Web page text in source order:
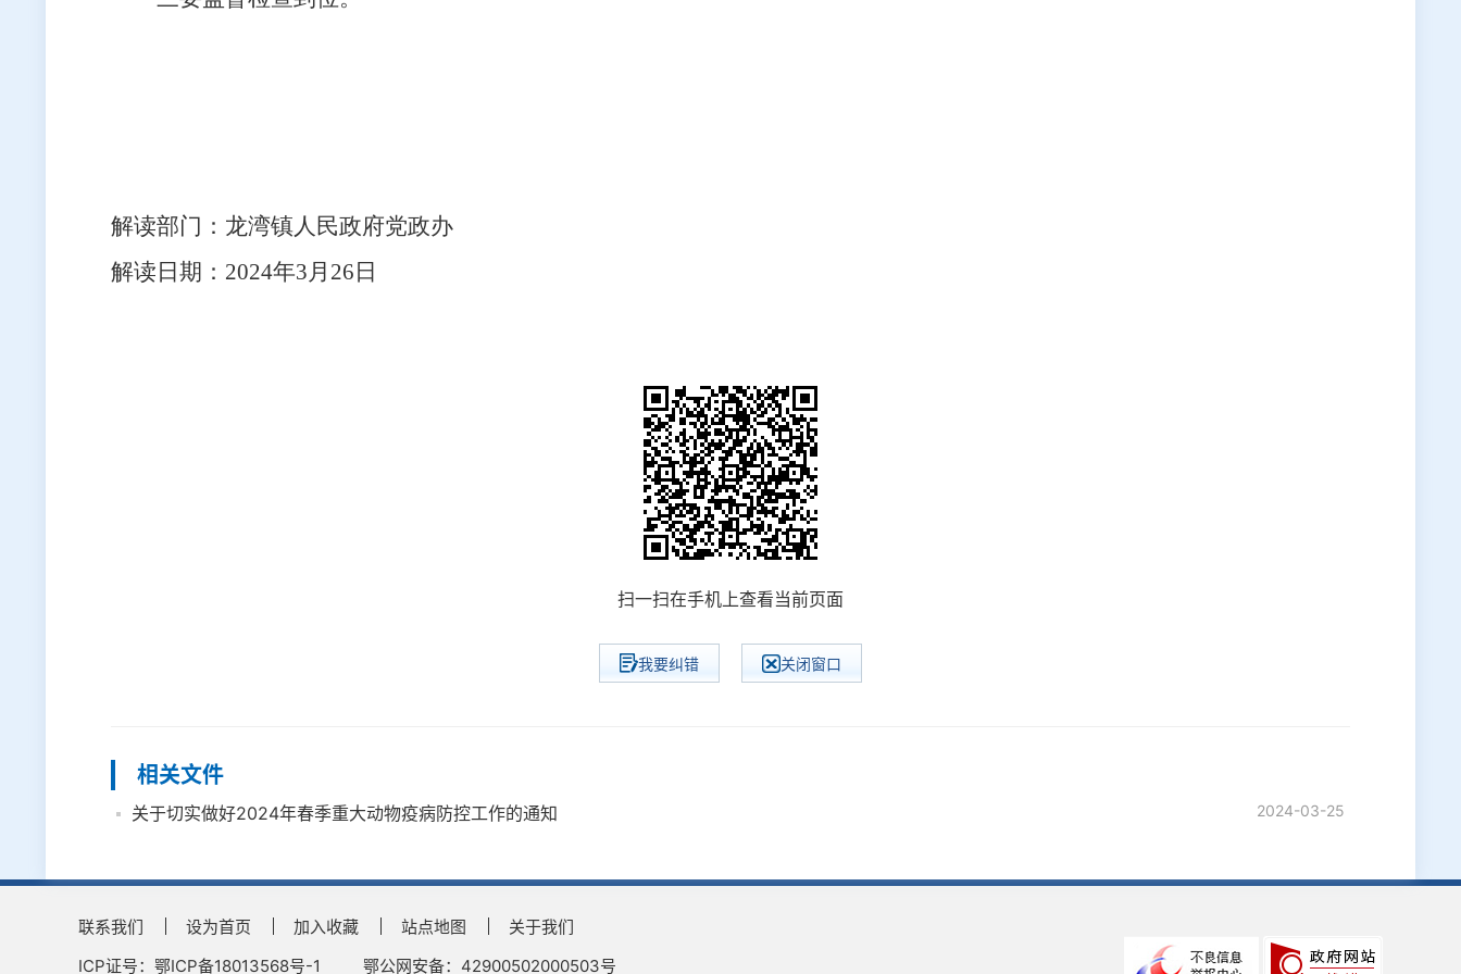
解读部门：龙湾镇人民政府党政办
解读日期：2024年3月26日
扫一扫在手机上查看当前页面
我要纠错 关闭窗口
相关文件
2024-03-25
关于切实做好2024年春季重大动物疫病防控工作的通知
联系我们 设为首页 加入收藏 站点地图
关于我们
ICP证号：鄂ICP备18013568号-1
鄂公网安备：42900502000503号